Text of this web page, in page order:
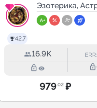
42.7
Руны
Эзотерика,
Мистика
16.9K ERR:
lock_outline lock_outline
979.02 ₽